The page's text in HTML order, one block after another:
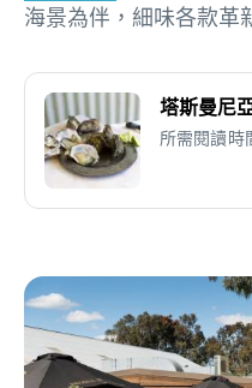
海景為伴，細味各款革
塔斯曼尼
所需閱讀